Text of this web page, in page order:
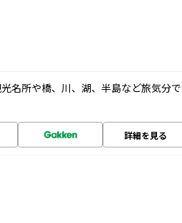
名所や橋、川、湖、半島など旅気分で
詳細を見る